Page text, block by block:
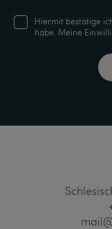
Hiermit bestätige
habe. Meine